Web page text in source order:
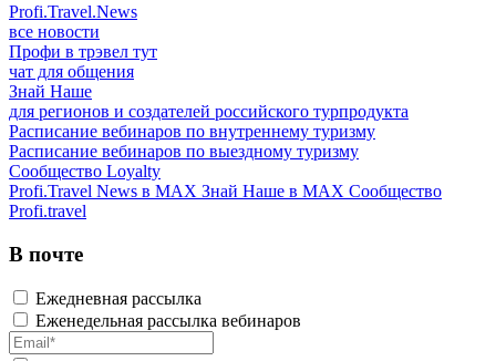
Profi.Travel.News
все новости
Профи в трэвел тут
чат для общения
Знай Наше
для регионов и создателей российского турпродукта
Расписание вебинаров по внутреннему туризму
Расписание вебинаров по выездному туризму
Сообщество Loyalty
Profi.Travel News в MAX Знай Наше в MAX Сообщество
Profi.travel
В почте
Ежедневная рассылка
Еженедельная рассылка вебинаров